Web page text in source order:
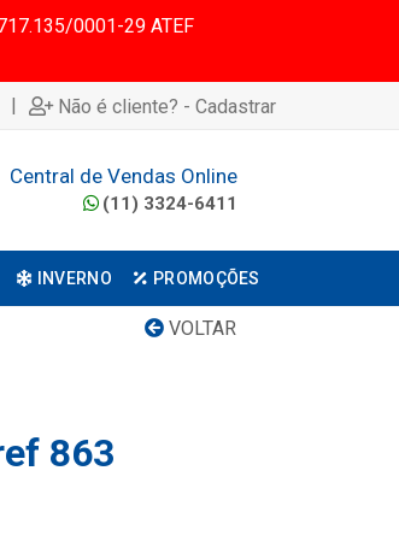
0001-29 ATEF
| Não é cliente? - Cadastrar
Central de Vendas Online
(11) 3324-6411
INVERNO PROMOÇÕES
VOLTAR
863